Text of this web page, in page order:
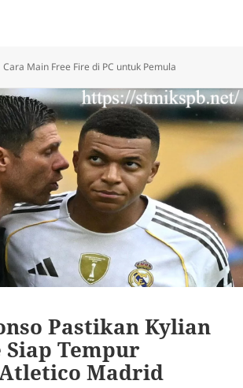
Tag
Cara Main Free Fire di PC untuk Pemula
Pastikan Kylian
Siap Tempur
Madrid